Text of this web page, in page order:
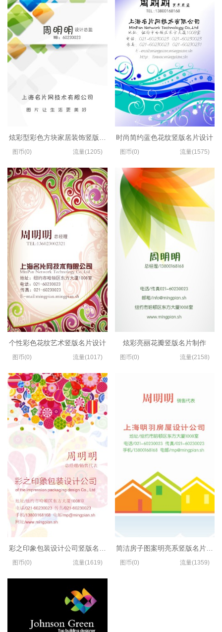
炫彩型彩色方块家居装饰竖版名片制作
图币(0) 流量(1205)
个性彩色花纹艺术竖版名片设计
图币(0) 流量(1017)
彩之印象包装设计公司竖版名片模板
图币(0) 流量(1619)
时尚简约蓝色花纹竖版名片设计
图币(0) 流量(1575)
炫彩亮丽花瓣竖版名片制作
图币(0) 流量(2158)
简洁房子图案明亮系竖版名片设计
图币(0) 流量(1359)